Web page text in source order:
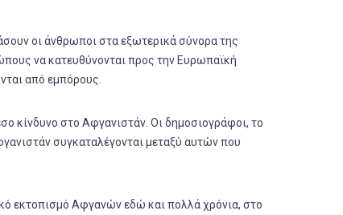
οι άνθρωποι στα εξωτερικά σύνορα της
να κατευθύνονται προς την Ευρωπαϊκή
από εμπόρους.
κίνδυνο στο Αφγανιστάν. Οι δημοσιογράφοι, το
συγκαταλέγονται μεταξύ αυτών που
εκτοπισμό Αφγανών εδώ και πολλά χρόνια, στο